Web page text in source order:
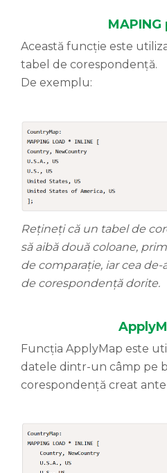
Această funcție este
tabel de corespondență.
De exemplu:
Rețineți că un tabel de
să aibă două coloane,
de comparație, iar cea
de corespondență dorite.
Funcția ApplyMap este
datele dintr-un câmp pe
corespondență creat